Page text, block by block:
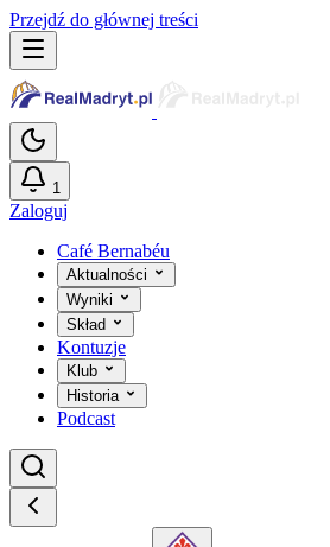
Przejdź do głównej treści
1
Zaloguj
Café Bernabéu
Aktualności
Wyniki
Skład
Kontuzje
Klub
Historia
Podcast